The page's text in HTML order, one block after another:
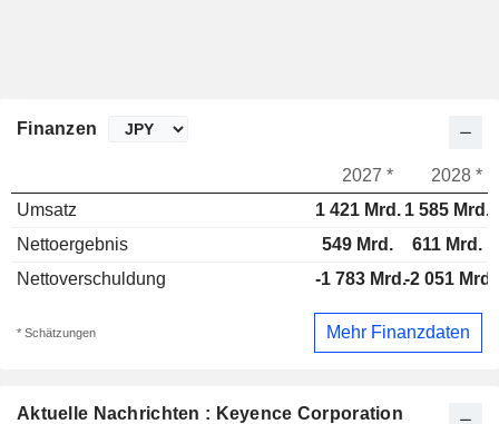
Aktuelle Nachrichten : Keyence Corporation
Finanzen
2027 *
2028 *
Umsatz
1 421 Mrd. 1 585 Mrd.
Nettoergebnis
549 Mrd.
611 Mrd.
Nettoverschuldung
-1 783 Mrd.-2 051 Mrd.
* Schätzungen Mehr Finanzdaten